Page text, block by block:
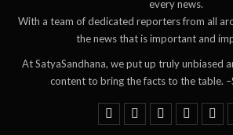
every news.
With a team of dedicated reporters from all
the news that is important and
At SatyaSandhana, we put up truly unbiased
content to bring the facts to the table.